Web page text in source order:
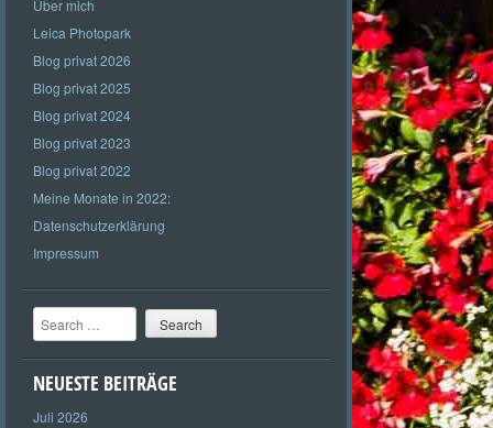
Über mich
Leica Photopark
Blog privat 2026
Blog privat 2025
Blog privat 2024
Blog privat 2023
Blog privat 2022
Meine Monate in 2022:
Datenschutzerklärung
Impressum
Search
NEUESTE BEITRÄGE
Juli 2026